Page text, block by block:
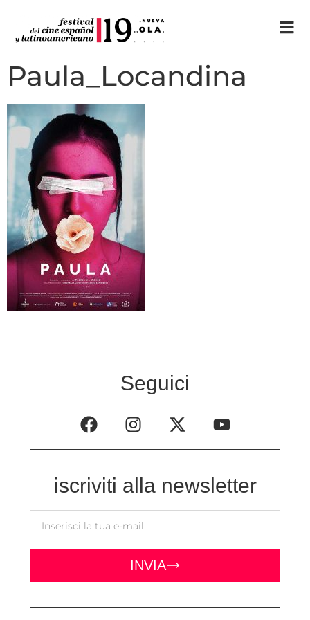
Paula_Locandina
Seguici
iscriviti alla newsletter
INVIA